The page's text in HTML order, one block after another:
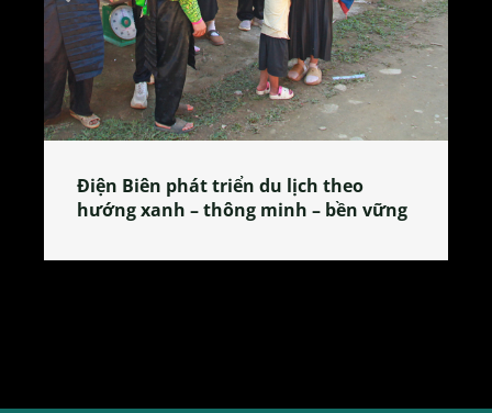
Làng làm bánh tẻ Phú Nhi – nơi lan
tỏa đặc sản xứ Đoài